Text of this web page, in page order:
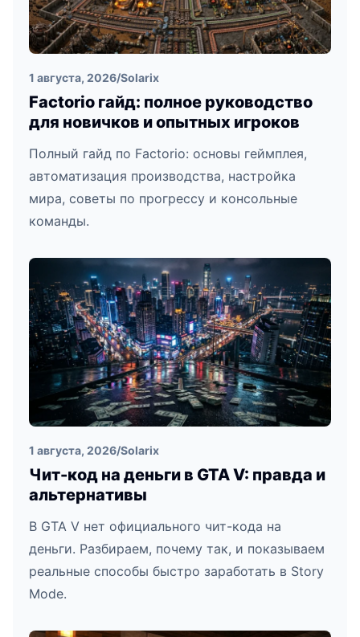
1 августа, 2026/Solarix
Factorio гайд: полное руководство
для новичков и опытных игроков
Полный гайд по Factorio: основы геймплея,
автоматизация производства, настройка
мира, советы по прогрессу и консольные
команды.
1 августа, 2026/Solarix
Чит-код на деньги в GTA V: правда и
альтернативы
В GTA V нет официального чит-кода на
деньги. Разбираем, почему так, и показываем
реальные способы быстро заработать в Story
Mode.